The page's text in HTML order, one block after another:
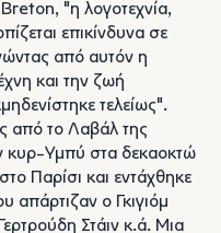
"η λογοτεχνία,
επικίνδυνα σε
από αυτόν η
και την ζωή
τελείως".
από το Λαβάλ της
κυρ-Υμπύ στα δεκαοκτώ
Παρίσι και εντάχθηκε
απάρτιζαν ο Γκιγιόμ
Στάιν κ.ά. Μια